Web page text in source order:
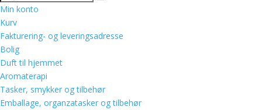
Min konto
Kurv
Fakturering- og leveringsadresse
Bolig
Duft til hjemmet
Aromaterapi
Tasker, smykker og tilbehør
Emballage, organzatasker og tilbehør